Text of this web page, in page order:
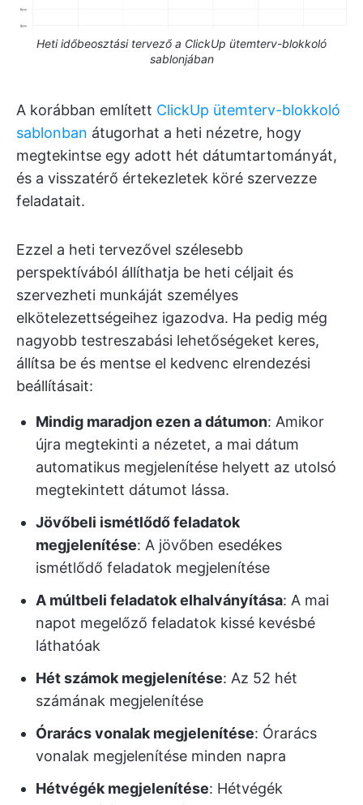
Heti időbeosztási tervező a ClickUp ütemterv-blokkoló
sablonjában
A korábban említett ClickUp ütemterv-blokkoló
sablonban átugorhat a heti nézetre, hogy
megtekintse egy adott hét dátumtartományát,
és a visszatérő értekezletek köré szervezze
feladatait.
Ezzel a heti tervezővel szélesebb
perspektívából állíthatja be heti céljait és
szervezheti munkáját személyes
elkötelezettségeihez igazodva. Ha pedig még
nagyobb testreszabási lehetőségeket keres,
állítsa be és mentse el kedvenc elrendezési
beállításait:
Mindig maradjon ezen a dátumon: Amikor
újra megtekinti a nézetet, a mai dátum
automatikus megjelenítése helyett az utolsó
megtekintett dátumot lássa.
Jövőbeli ismétlődő feladatok
megjelenítése: A jövőben esedékes
ismétlődő feladatok megjelenítése
A múltbeli feladatok elhalványítása: A mai
napot megelőző feladatok kissé kevésbé
láthatóak
Hét számok megjelenítése: Az 52 hét
számának megjelenítése
Órarács vonalak megjelenítése: Órarács
vonalak megjelenítése minden napra
Hétvégék megjelenítése: Hétvégék